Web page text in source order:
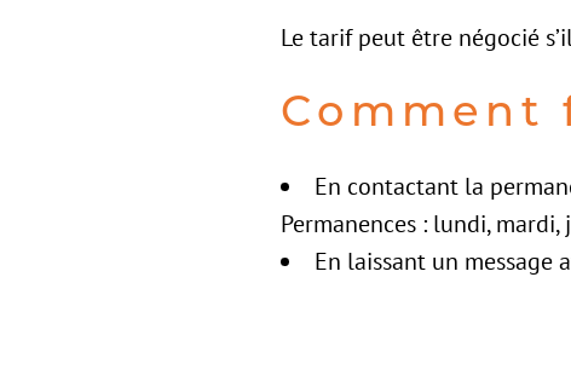
Le tarif peut être négocié
Comment
En contactant la
Permanences : lundi,
En laissant un